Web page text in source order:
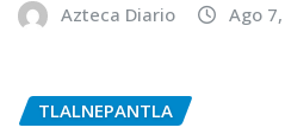
Azteca Diario Ago
TLALNEPANTLA